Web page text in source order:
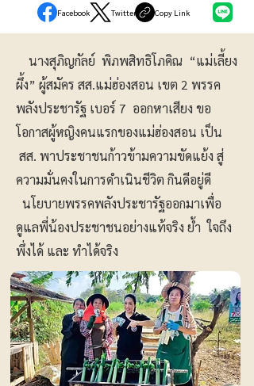
Facebook Twitter Copy Link
นางสุภิญกัลย์ พิภพสิทธิโภคิณ “แม่เลี้ยง
ผึ้ง” ผู้สมัคร สส.แม่ฮ่องสอน เขต 2 พรรค
พลังประชารัฐ เบอร์ 7 ออกหาเสียง ขอ
โอกาสผู้หญิงคนแรกของแม่ฮ่องสอน เป็น
สส. พาประชาชนก้าวข้ามความขัดแย้ง สู่
ความมั่นคงในการดำเนินชีวิต กินดีอยู่ดี
นโยบายพรรคพลังประชารัฐออกมาเพื่อ
ดูแลพี่น้องประชาชนอย่างแท้จริง ย้ำ ใจถึง
พึ่งได้ และ ทำได้จริง